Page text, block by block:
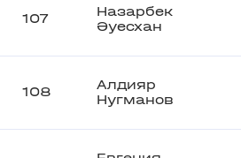
107
Назарбек
Әуесхан
108
Алдияр
Нугманов